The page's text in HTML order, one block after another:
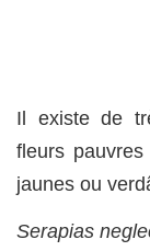
Il existe de
fleurs
jaunes ou
Serapias